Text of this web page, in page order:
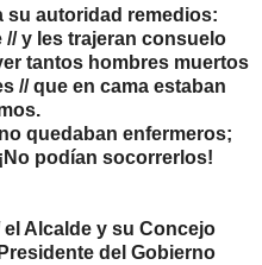
su autoridad remedios:
y les trajeran consuelo
tantos hombres muertos
// que en cama estaban
quedaban enfermeros;
podían socorrerlos!
Alcalde y su Concejo
del Gobierno